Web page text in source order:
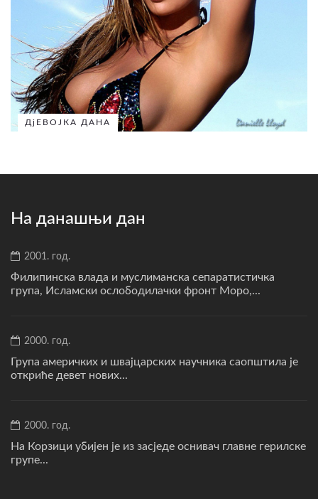
ДјЕВОЈКА ДАНА
На данашњи дан
2001. год.
Филипинска влада и муслиманска сепаратистичка
група, Исламски ослободилачки фронт Моро,...
2000. год.
Група америчких и швајцарских научника саопштила је
откриће девет нових...
2000. год.
На Корзици убијен је из засједе оснивач главне герилске
групе...